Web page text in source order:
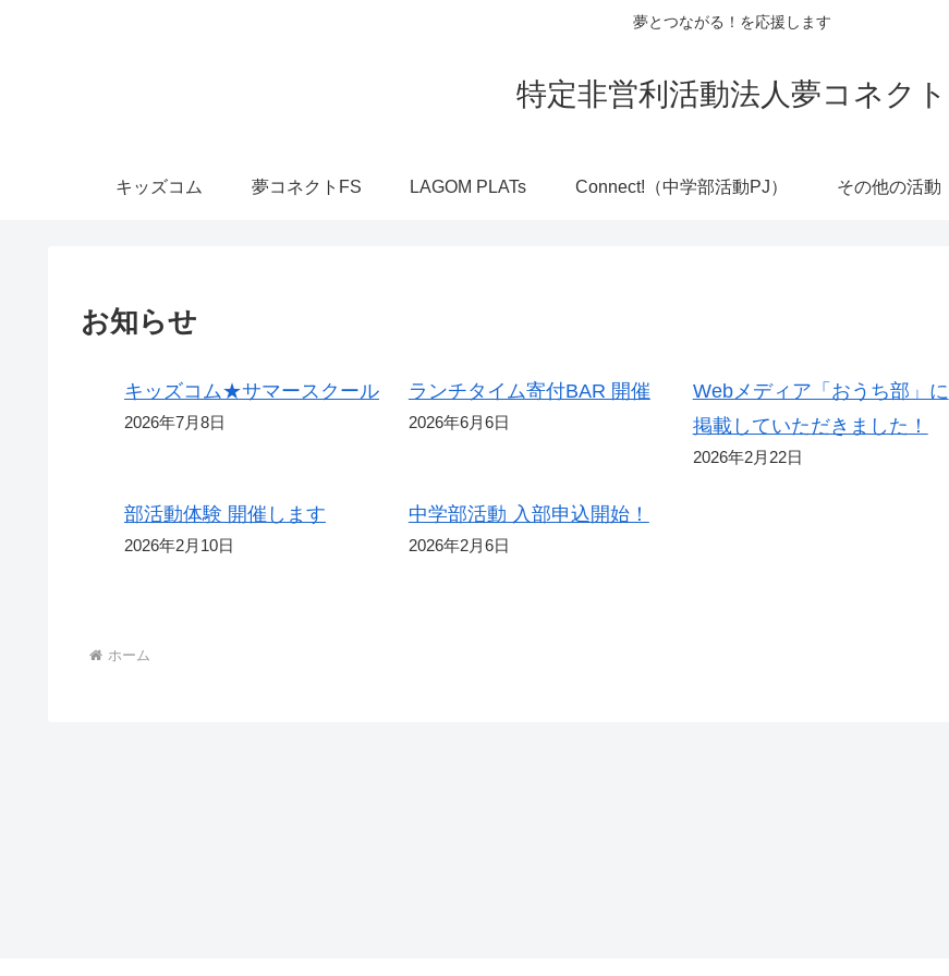
夢とつながる！を応援します
特定非営利活動法人夢コネクト
キッズコム 夢コネクトFS LAGOM PLATs Connect!（中学部活動PJ） その他の活動
お知らせ
キッズコム★サマースクール
2026年7月8日
ランチタイム寄付BAR 開催
2026年6月6日
Webメディア「おうち部」に
掲載していただきました！
2026年2月22日
部活動体験 開催します
2026年2月10日
中学部活動 入部申込開始！
2026年2月6日
ホーム